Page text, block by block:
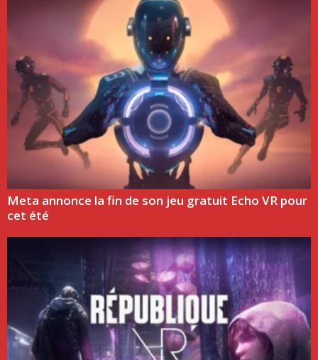
Meta annonce la fin de son jeu gratuit Echo VR pour
cet été